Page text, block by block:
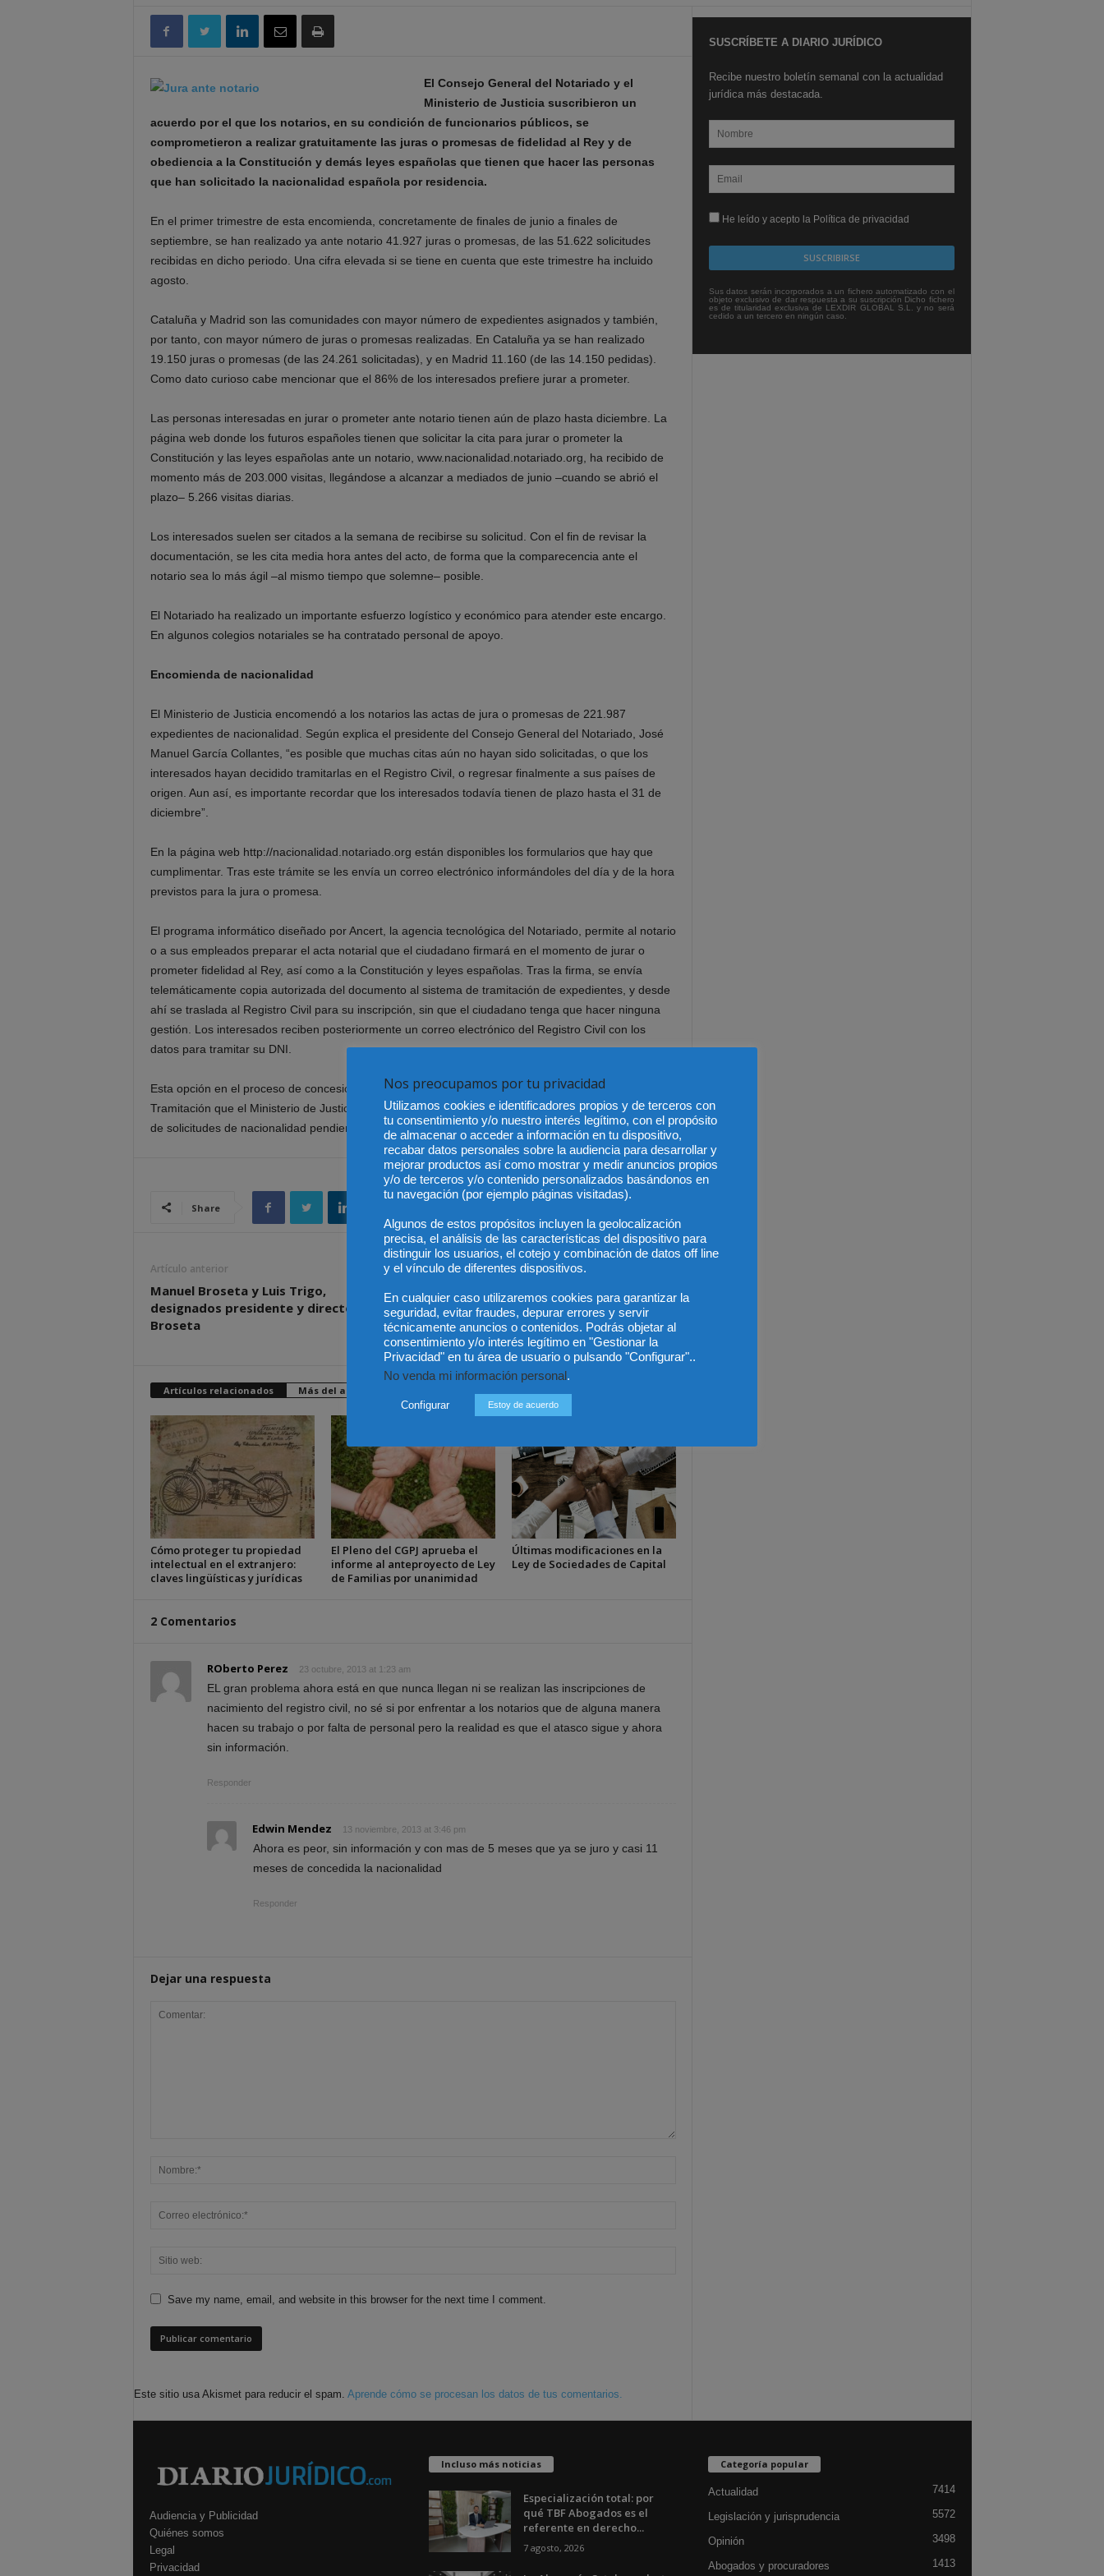
El Consejo General del Notariado y el
Ministerio de Justicia suscribieron un
acuerdo por el que los notarios, en su condición de funcionarios públicos, se
comprometieron a realizar gratuitamente las juras o promesas de fidelidad al Rey y de
obediencia a la Constitución y demás leyes españolas que tienen que hacer las personas
que han solicitado la nacionalidad española por residencia.
En el primer trimestre de esta encomienda, concretamente de finales de junio a finales de
septiembre, se han realizado ya ante notario 41.927 juras o promesas, de las 51.622 solicitudes
recibidas en dicho periodo. Una cifra elevada si se tiene en cuenta que este trimestre ha incluido
agosto.
Cataluña y Madrid son las comunidades con mayor número de expedientes asignados y también,
por tanto, con mayor número de juras o promesas realizadas. En Cataluña ya se han realizado
19.150 juras o promesas (de las 24.261 solicitadas), y en Madrid 11.160 (de las 14.150 pedidas).
Como dato curioso cabe mencionar que el 86% de los interesados prefiere jurar a prometer.
Las personas interesadas en jurar o prometer ante notario tienen aún de plazo hasta diciembre. La
página web donde los futuros españoles tienen que solicitar la cita para jurar o prometer la
Constitución y las leyes españolas ante un notario, www.nacionalidad.notariado.org, ha recibido de
momento más de 203.000 visitas, llegándose a alcanzar a mediados de junio –cuando se abrió el
plazo– 5.266 visitas diarias.
Los interesados suelen ser citados a la semana de recibirse su solicitud. Con el fin de revisar la
documentación, se les cita media hora antes del acto, de forma que la comparecencia ante el
notario sea lo más ágil –al mismo tiempo que solemne– posible.
El Notariado ha realizado un importante esfuerzo logístico y económico para atender este encargo.
En algunos colegios notariales se ha contratado personal de apoyo.
Encomienda de nacionalidad
El Ministerio de Justicia encomendó a los notarios las actas de jura o promesas de 221.987
expedientes de nacionalidad. Según explica el presidente del Consejo General del Notariado, José
Manuel García Collantes, “es posible que muchas citas aún no hayan sido solicitadas, o que los
interesados hayan decidido tramitarlas en el Registro Civil, o regresar finalmente a sus países de
origen. Aun así, es importante recordar que los interesados todavía tienen de plazo hasta el 31 de
diciembre”.
En la página web http://nacionalidad.notariado.org están disponibles los formularios que hay que
cumplimentar. Tras este trámite se les envía un correo electrónico informándoles del día y de la hora
previstos para la jura o promesa.
El programa informático diseñado por Ancert, la agencia tecnológica del Notariado, permite al notario
o a sus empleados preparar el acta notarial que el ciudadano firmará en el momento de jurar o
prometer fidelidad al Rey, así como a la Constitución y leyes españolas. Tras la firma, se envía
telemáticamente copia autorizada del documento al sistema de tramitación de expedientes, y desde
ahí se traslada al Registro Civil para su inscripción, sin que el ciudadano tenga que hacer ninguna
gestión. Los interesados reciben posteriormente un correo electrónico del Registro Civil con los
datos para tramitar su DNI.
Esta opción en el proceso de concesión de la nacionalidad se enmarca en el Plan Intensivo de
Tramitación que el Ministerio de Justicia puso en marcha en junio de 2012, para acelerar las miles
de solicitudes de nacionalidad pendientes.
Share
Artículo anterior
Manuel Broseta y Luis Trigo,
designados presidente y director de
Broseta
El decano del ICAB traslada a Luis de
Guindos la preocupación de la abogacía
por el anteproyecto de LSP
Artículos relacionados Más del autor
Cómo proteger tu propiedad
intelectual en el extranjero:
claves lingüísticas y jurídicas
El Pleno del CGPJ aprueba el
informe al anteproyecto de Ley
de Familias por unanimidad
Últimas modificaciones en la
Ley de Sociedades de Capital
2 Comentarios
ROberto Perez 23 octubre, 2013 at 1:23 am
EL gran problema ahora está en que nunca llegan ni se realizan las inscripciones de
nacimiento del registro civil, no sé si por enfrentar a los notarios que de alguna manera
hacen su trabajo o por falta de personal pero la realidad es que el atasco sigue y ahora
sin información.
Responder
Edwin Mendez 13 noviembre, 2013 at 3:46 pm
Ahora es peor, sin información y con mas de 5 meses que ya se juro y casi 11
meses de concedida la nacionalidad
Responder
Dejar una respuesta
Save my name, email, and website in this browser for the next time I comment.
Este sitio usa Akismet para reducir el spam. Aprende cómo se procesan los datos de tus comentarios.
SUSCRÍBETE A DIARIO JURÍDICO
Recibe nuestro boletín semanal con la actualidad
jurídica más destacada.
He leído y acepto la Política de privacidad
Sus datos serán incorporados a un fichero automatizado con el
objeto exclusivo de dar respuesta a su suscripción Dicho fichero
es de titularidad exclusiva de LEXDIR GLOBAL S.L. y no será
cedido a un tercero en ningún caso.
Audiencia y Publicidad
Quiénes somos
Legal
Privacidad
Incluso más noticias
Especialización total: por
qué TBF Abogados es el
referente en derecho...
7 agosto, 2026
Categoría popular
Actualidad 7414
Legislación y jurisprudencia 5572
Opinión 3498
Abogados y procuradores 1413
Nos preocupamos por tu privacidad
Utilizamos cookies e identificadores propios y de terceros con
tu consentimiento y/o nuestro interés legítimo, con el propósito
de almacenar o acceder a información en tu dispositivo,
recabar datos personales sobre la audiencia para desarrollar y
mejorar productos así como mostrar y medir anuncios propios
y/o de terceros y/o contenido personalizados basándonos en
tu navegación (por ejemplo páginas visitadas).
Algunos de estos propósitos incluyen la geolocalización
precisa, el análisis de las características del dispositivo para
distinguir los usuarios, el cotejo y combinación de datos off line
y el vínculo de diferentes dispositivos.
En cualquier caso utilizaremos cookies para garantizar la
seguridad, evitar fraudes, depurar errores y servir
técnicamente anuncios o contenidos. Podrás objetar al
consentimiento y/o interés legítimo en "Gestionar la
Privacidad" en tu área de usuario o pulsando "Configurar"..
No venda mi información personal.
Configurar Estoy de acuerdo